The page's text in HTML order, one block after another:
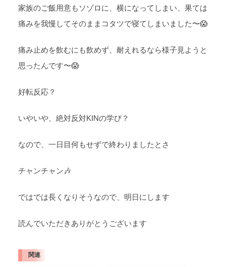
家族のご飯用意もソゾロに、横になってしまい、果ては
痛みを我慢してそのままコタツで寝てしまいました〜😱
痛み止めを飲むにも飲めず、耐えれるなら様子見ようと
思ったんです〜😱
好転反応？
いやいや、絶対反対KINの学び？
なので、一日目何もせずで終わりましたとさ
チャンチャン🎶
ではでは長くなりそうなので、明日にします
読んでいただきありがとうございます
関連